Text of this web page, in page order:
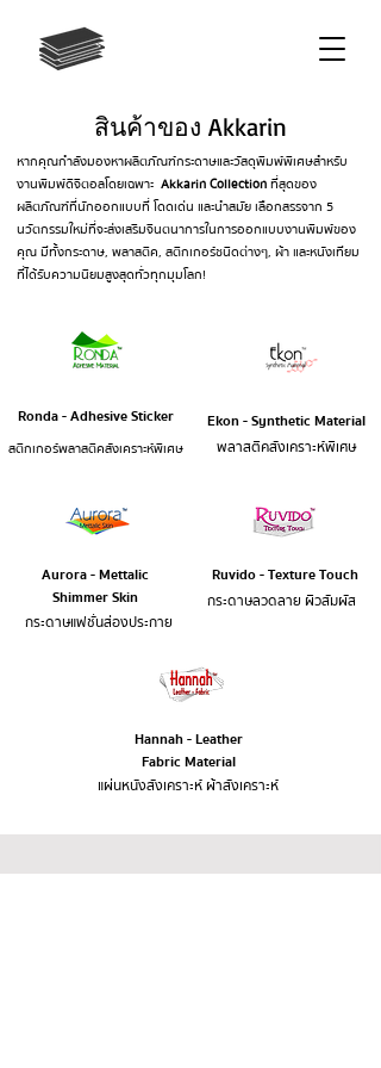
สินค้าของ Akkarin
หากคุณกำลังมองหาผลิตภัณฑ์กระดาษและวัสดุพิมพ์พิเศษสำหรับ
งานพิมพ์ดิจิตอลโดยเฉพาะ Akkarin Collectionที่สุดของ
ผลิตภัณฑ์ที่นักออกแบบที่ โดดเด่น และนำสมัย เลือกสรรจาก 5
นวัตกรรมใหม่ที่จะส่งเสริมจินตนาการในการออกแบบงานพิมพ์ของ
คุณ มีทั้งกระดาษ, พลาสติค, สติกเกอร์ชนิดต่างๆ, ผ้า และหนังเทียม
ที่ได้รับความนิยมสูงสุดทั่วทุกมุมโลก!
Ronda - Adhesive Sticker
สติกเกอร์พลาสติคสังเคราะห์พิเศษ
Aurora - Mettalic
Shimmer Skin
กระดาษแฟชั่นส่องประกาย
Ekon - Synthetic Material
พลาสติคสังเคราะห์พิเศษ
Ruvido - Texture Touch
กระดาษลวดลาย ผิวสัมผัส
Hannah - Leather
Fabric Material
แผ่นหนังสังเคราะห์ ผ้าสังเคราะห์